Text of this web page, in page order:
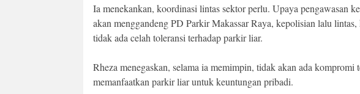
Ia menekankan, koordinasi lintas sektor perlu. Upaya pengawasan
akan menggandeng PD Parkir Makassar Raya, kepolisian lalu
tidak ada celah toleransi terhadap parkir liar.
Rheza menegaskan, selama ia memimpin, tidak akan ada kompromi
memanfaatkan parkir liar untuk keuntungan pribadi.